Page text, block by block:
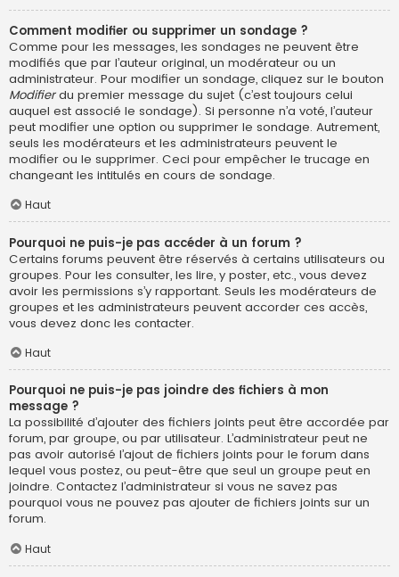
Comment modifier ou supprimer un sondage ?
Comme pour les messages, les sondages ne peuvent être
modifiés que par l’auteur original, un modérateur ou un
administrateur. Pour modifier un sondage, cliquez sur le bouton
Modifierdu premier message du sujet (c’est toujours celui
auquel est associé le sondage). Si personne n’a voté, l’auteur
peut modifier une option ou supprimer le sondage. Autrement,
seuls les modérateurs et les administrateurs peuvent le
modifier ou le supprimer. Ceci pour empêcher le trucage en
changeant les intitulés en cours de sondage.
Haut
Pourquoi ne puis-je pas accéder à un forum ?
Certains forums peuvent être réservés à certains utilisateurs ou
groupes. Pour les consulter, les lire, y poster, etc., vous devez
avoir les permissions s’y rapportant. Seuls les modérateurs de
groupes et les administrateurs peuvent accorder ces accès,
vous devez donc les contacter.
Haut
Pourquoi ne puis-je pas joindre des fichiers à mon
message ?
La possibilité d’ajouter des fichiers joints peut être accordée par
forum, par groupe, ou par utilisateur. L’administrateur peut ne
pas avoir autorisé l’ajout de fichiers joints pour le forum dans
lequel vous postez, ou peut-être que seul un groupe peut en
joindre. Contactez l’administrateur si vous ne savez pas
pourquoi vous ne pouvez pas ajouter de fichiers joints sur un
forum.
Haut